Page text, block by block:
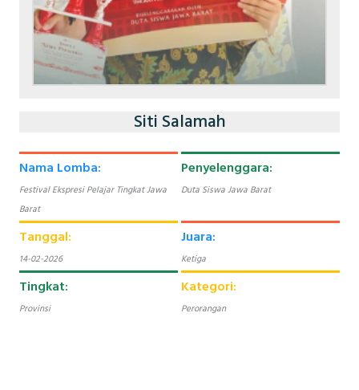
Siti Salamah
Nama Lomba:
Festival Ekspresi Pelajar Tingkat Jawa
Barat
Penyelenggara:
Duta Siswa Jawa Barat
Tanggal:
14-02-2026
Juara:
Ketiga
Tingkat:
Provinsi
Kategori:
Perorangan